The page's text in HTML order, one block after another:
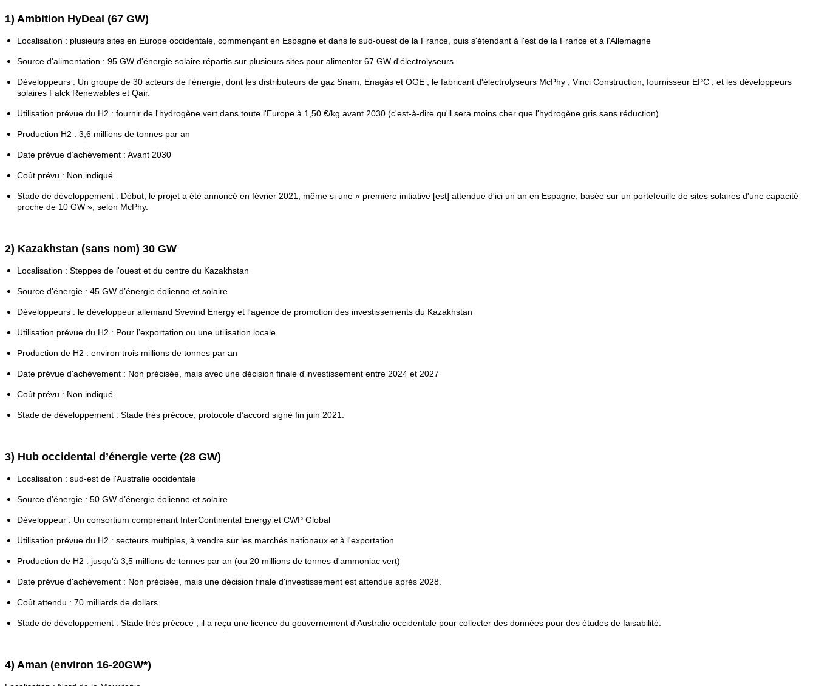
1) Ambition HyDeal (67 GW)
Localisation : plusieurs sites en Europe occidentale, commençant en Espagne et dans le sud-ouest de la France, puis s'étendant à l'est de la France et à l'Allemagne
Source d'alimentation : 95 GW d'énergie solaire répartis sur plusieurs sites pour alimenter 67 GW d'électrolyseurs
Développeurs : Un groupe de 30 acteurs de l'énergie, dont les distributeurs de gaz Snam, Enagás et OGE ; le fabricant d'électrolyseurs McPhy ; Vinci Construction, fournisseur EPC ; et les développeurs
solaires Falck Renewables et Qair.
Utilisation prévue du H2 : fournir de l'hydrogène vert dans toute l'Europe à 1,50 €/kg avant 2030 (c'est-à-dire qu'il sera moins cher que l'hydrogène gris sans réduction)
Production H2 : 3,6 millions de tonnes par an
Date prévue d’achèvement : Avant 2030
Coût prévu : Non indiqué
Stade de développement : Début, le projet a été annoncé en février 2021, même si une « première initiative [est] attendue d'ici un an en Espagne, basée sur un portefeuille de sites solaires d'une capacité
proche de 10 GW », selon McPhy.
2) Kazakhstan (sans nom) 30 GW
Localisation : Steppes de l'ouest et du centre du Kazakhstan
Source d’énergie : 45 GW d’énergie éolienne et solaire
Développeurs : le développeur allemand Svevind Energy et l'agence de promotion des investissements du Kazakhstan
Utilisation prévue du H2 : Pour l’exportation ou une utilisation locale
Production de H2 : environ trois millions de tonnes par an
Date prévue d'achèvement : Non précisée, mais avec une décision finale d'investissement entre 2024 et 2027
Coût prévu : Non indiqué.
Stade de développement : Stade très précoce, protocole d’accord signé fin juin 2021.
3) Hub occidental d’énergie verte (28 GW)
Localisation : sud-est de l'Australie occidentale
Source d’énergie : 50 GW d’énergie éolienne et solaire
Développeur : Un consortium comprenant InterContinental Energy et CWP Global
Utilisation prévue du H2 : secteurs multiples, à vendre sur les marchés nationaux et à l'exportation
Production de H2 : jusqu'à 3,5 millions de tonnes par an (ou 20 millions de tonnes d'ammoniac vert)
Date prévue d'achèvement : Non précisée, mais une décision finale d'investissement est attendue après 2028.
Coût attendu : 70 milliards de dollars
Stade de développement : Stade très précoce ; il a reçu une licence du gouvernement d'Australie occidentale pour collecter des données pour des études de faisabilité.
4) Aman (environ 16-20GW*)